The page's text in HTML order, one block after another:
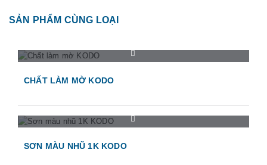
SẢN PHẨM CÙNG LOẠI
CHẤT LÀM MỜ KODO
SƠN MÀU NHŨ 1K KODO